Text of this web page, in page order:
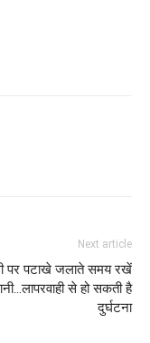
Next article
पर पटाखे जलाते समय रखें
से हो सकती है
दुर्घटना